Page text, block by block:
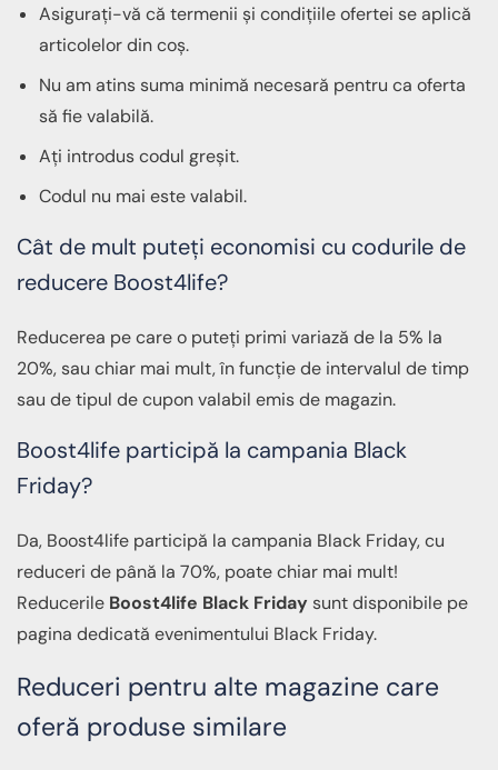
Asigurați-vă că termenii și condițiile ofertei se aplică
articolelor din coș.
Nu am atins suma minimă necesară pentru ca oferta
să fie valabilă.
Ați introdus codul greșit.
Codul nu mai este valabil.
Cât de mult puteți economisi cu codurile de
reducere Boost4life?
Reducerea pe care o puteți primi variază de la 5% la
20%, sau chiar mai mult, în funcție de intervalul de timp
sau de tipul de cupon valabil emis de magazin.
Boost4life participă la campania Black
Friday?
Da, Boost4life participă la campania Black Friday, cu
reduceri de până la 70%, poate chiar mai mult!
Reducerile Boost4life Black Friday sunt disponibile pe
pagina dedicată evenimentului Black Friday.
Reduceri pentru alte magazine care
oferă produse similare